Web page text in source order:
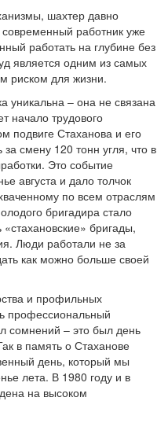
шахтер давно
работник уже
работать на глубине без
является одним из самых
риском для жизни.
уникальна – она не связана
начало трудового
подвиге Стаханова и его
смену 120 тонн угля, что в
Это событие
августа и дало толчок
по всем отраслям
бригадира стало
бригады,
Люди работали не за
как можно больше своей
и профильных
профессиональный
сомнений – это был день
в память о Стаханове
день, который мы
лета. В 1980 году и в
на высоком